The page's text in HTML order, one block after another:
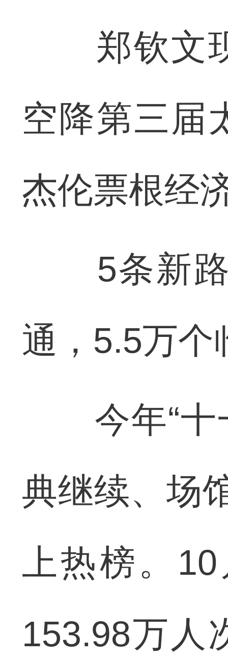
郑钦文现
空降第三届
杰伦票根经
5条新路
通，5.5万
今年“十一
典继续、场
上热榜。
153.98万人